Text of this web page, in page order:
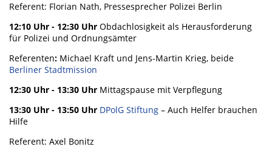
Referent: Florian Nath, Pressesprecher Polizei Berlin
12:10 Uhr - 12:30 Uhr Obdachlosigkeit als Herausforderung
für Polizei und Ordnungsämter
Referenten: Michael Kraft und Jens-Martin Krieg, beide
Berliner Stadtmission
12:30 Uhr - 13:30 Uhr Mittagspause mit Verpflegung
13:30 Uhr - 13:50 Uhr DPolG Stiftung – Auch Helfer brauchen
Hilfe
Referent: Axel Bonitz